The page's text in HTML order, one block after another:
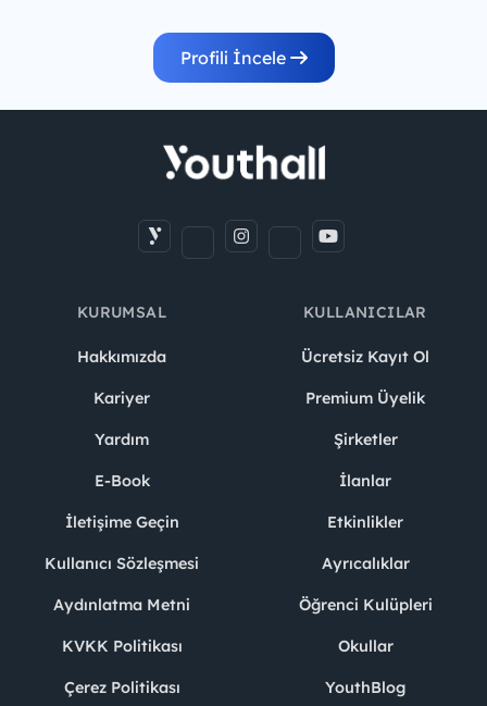
Profili İncele
KURUMSAL
Hakkımızda
Kariyer
Yardım
E-Book
İletişime Geçin
Kullanıcı Sözleşmesi
Aydınlatma Metni
KVKK Politikası
Çerez Politikası
KULLANICILAR
Ücretsiz Kayıt Ol
Premium Üyelik
Şirketler
İlanlar
Etkinlikler
Ayrıcalıklar
Öğrenci Kulüpleri
Okullar
YouthBlog